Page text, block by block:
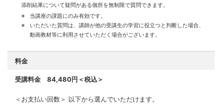
添削結果について疑問がある個所を無制限で質問できます。
当講座の課題にのみ有効です。
いただいた質問は、講師が他の受講生の学習に役立つと判断した場合、
動画教材等に利用させていただく場合がございます。
料金
受講料金 84,480円＜税込＞
＜お支払い回数＞ 以下から選んでいただけます。